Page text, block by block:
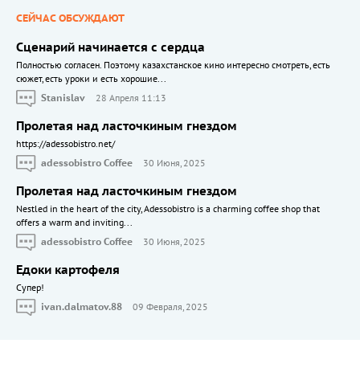
СЕЙЧАС ОБСУЖДАЮТ
Сценарий начинается с сердца
Полностью согласен. Поэтому казахстанское кино интересно смотреть, есть
сюжет, есть уроки и есть хорошие...
Stanislav
28 Апреля 11:13
Пролетая над ласточкиным гнездом
https://adessobistro.net/
adessobistro Coffee
30 Июня, 2025
Пролетая над ласточкиным гнездом
Nestled in the heart of the city, Adessobistro is a charming coffee shop that
offers a warm and inviting...
adessobistro Coffee
30 Июня, 2025
Едоки картофеля
Cупер!
ivan.dalmatov.88
09 Февраля, 2025